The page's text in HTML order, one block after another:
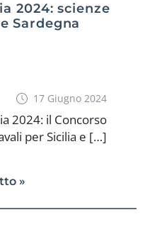
2024: scienze
Sardegna
17 Giugno 2024
2024: il Concorso
per Sicilia e […]
»